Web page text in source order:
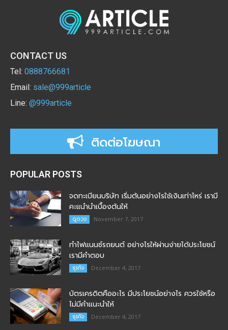
CONTACT US
Tel: 0888766681
Email: sale@999article
Line: @999article
ติดต่อโฆษณา
POPULAR POSTS
จดทะเบียนบริษัท เริ่มต้นอย่างไรใช้เงินเท่าไหร่ เรามี
คะแนำนำเบื้องต้นให้
ดูดวง November 7, 2017
ทำไฟแนนซ์รถยนต์ อย่างไรให้ผ่านง่ายได้ประโยชน์
เรามีคำตอบ
ธุรกิจ December 4, 2017
บัตรเครดิตคืออะไร มีประโยชน์อย่างไร ควรใช้หรือ
ไม่มีคำแนะนำให้
ธุรกิจ December 4, 2017